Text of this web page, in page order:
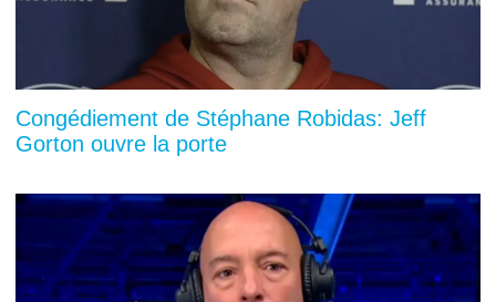
Congédiement de Stéphane Robidas: Jeff
Gorton ouvre la porte